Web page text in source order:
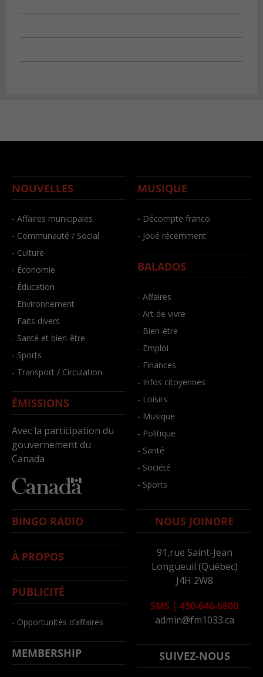
NOUVELLES
- Affaires municipales
- Communauté / Social
- Culture
- Économie
- Éducation
- Environnement
- Faits divers
- Santé et bien-être
- Sports
- Transport / Circulation
ÉMISSIONS
Avec la participation du
gouvernement du
Canada
MUSIQUE
- Décompte franco
- Joué récemment
BALADOS
- Affaires
- Art de vivre
- Bien-être
- Emploi
- Finances
- Infos citoyennes
- Loisirs
- Musique
- Politique
- Santé
- Société
- Sports
BINGO RADIO
À PROPOS
PUBLICITÉ
- Opportunités d’affaires
MEMBERSHIP
NOUS JOINDRE
91,rue Saint-Jean
Longueuil (Québec)
J4H 2W8
SMS | 450-646-6800
admin@fm1033.ca
SUIVEZ-NOUS